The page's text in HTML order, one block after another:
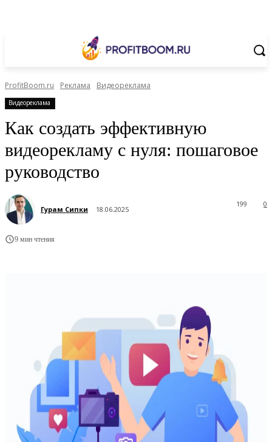
ProfitBoom.ru Реклама Видеореклама
Видеореклама
Как создать эффективную
видеорекламу с нуля: пошаговое
руководство
Гурам Сипки
0
18.06.2025
199
9 мин чтения